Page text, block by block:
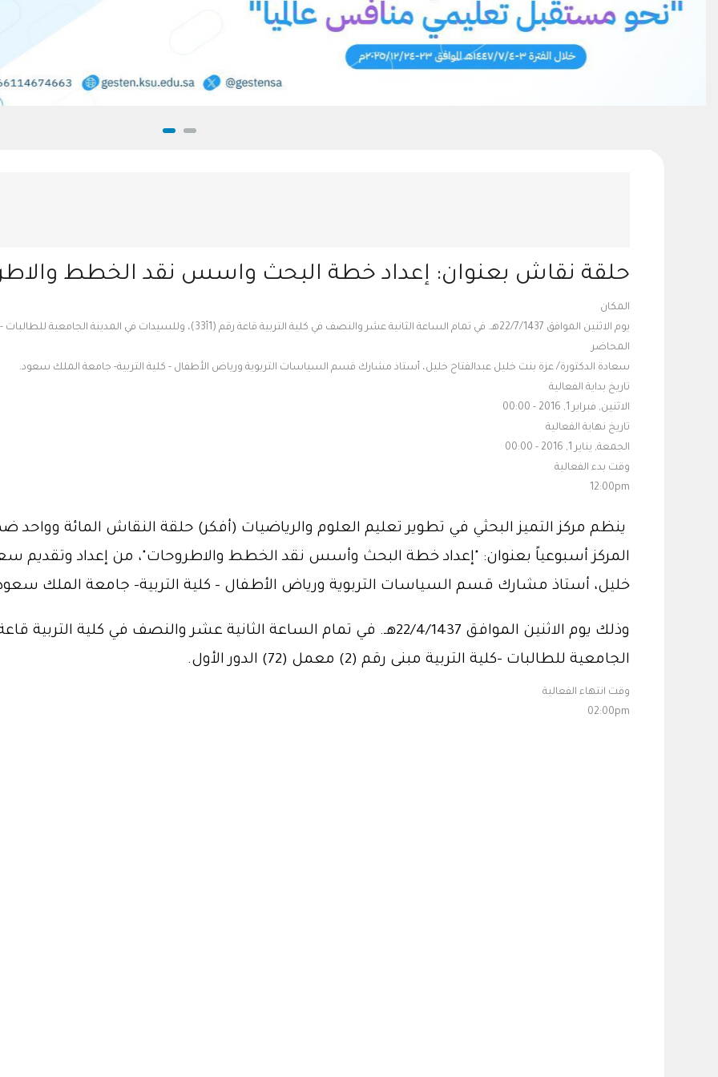
حلقة نقاش بعنوان: إعداد خطة البحث واسس نقد الخطط
المكان
يوم الاثنين الموافق 22/7/1437هـ. في تمام الساعة الثانية عشر والنصف في كلية التربية قاعة رقم (1أ33)، وللسيدات في المدينة الجامعية للطالبات -كلية التربية مبنى رقم (2) معمل (72) الدور الأول.
المحاضر
سعادة الدكتورة/ عزة بنت خليل عبدالفتاح خليل، أستاذ مشارك قسم السياسات التربوية ورياض الأطفال - كلية التربية- جامعة الملك سعود.
تاريخ بداية الفعالية
الاثنين, فبراير 1, 2016 - 00:00
تاريخ نهاية الفعالية
الجمعة, يناير 1, 2016 - 00:00
وقت بدء الفعالية
12:00pm
ينظم مركز التميز البحثي في تطوير تعليم العلوم والرياضيات (أفكر) حلقة النقاش المائة
المركز أسبوعياً بعنوان: "إعداد خطة البحث وأسس نقد الخطط والاطروحات"، من إعداد وتقديم
خليل، أستاذ مشارك قسم السياسات التربوية ورياض الأطفال - كلية التربية- جامعة الملك
الجامعية للطالبات -كلية التربية مبنى رقم (2) معمل (72) الدور الأول.
وقت انتهاء الفعالية
02:00pm